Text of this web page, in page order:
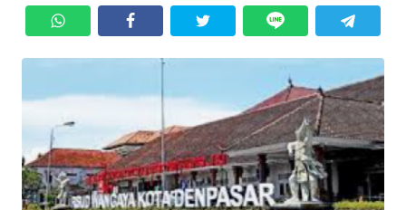
SERBA-
SERBI
Informasi
INDEKS
BERITA